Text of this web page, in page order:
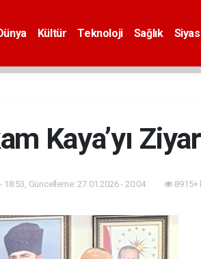
Kültür Teknoloji Sağlık
Kaya’yı
Güncelleme: 27.01.2026 - 20:04 8915+